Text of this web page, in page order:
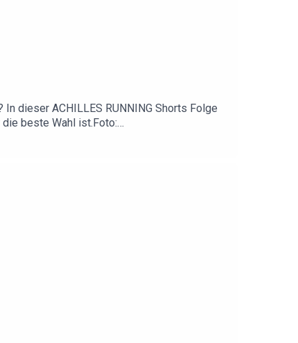
dieser ACHILLES RUNNING Shorts Folge
beste Wahl ist.Foto:
20% auf alle Shokz-Modelle mit